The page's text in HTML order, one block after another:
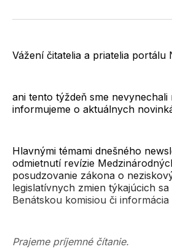
Vážení čitatelia a priatelia portálu
ani tento týždeň sme
informujeme o aktuálnych
Hlavnými témami dnešného
odmietnutí revízie
posudzovanie zákona o
legislatívnych zmien týkajúcich
Benátskou komisiou či
Prajeme príjemné čítanie.